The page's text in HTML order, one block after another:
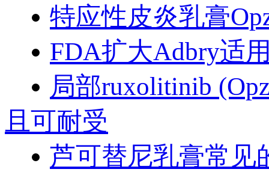
特应性皮炎乳膏
FDA扩大Adbry适
局部ruxolitinib
且可耐受
芦可替尼乳膏常见